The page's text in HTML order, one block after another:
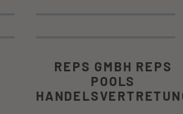
REPS GMBH REPS
POOLS